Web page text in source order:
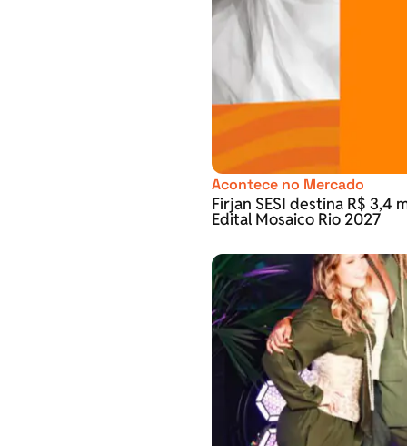
Acontece no Mercado
Firjan SESI destina R$ 3,4
Edital Mosaico Rio 2027